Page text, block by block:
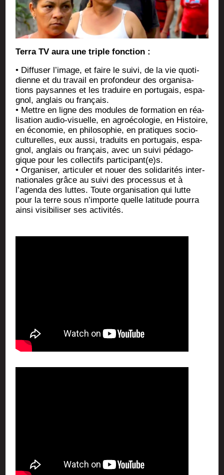
Ter­ra TV aura une triple fonction :
• Dif­fu­ser l’image, et faire le sui­vi, de la vie quo­ti­
dienne et du tra­vail en pro­fon­deur des orga­ni­sa­
tions pay­sannes et les tra­duire en por­tu­gais, espa­
gnol, anglais ou français.
• Mettre en ligne des modules de for­ma­tion en réa­
li­sa­tion audio-visuelle, en agroé­co­lo­gie, en His­toire,
en éco­no­mie, en phi­lo­so­phie, en pra­tiques socio­
cul­tu­relles, eux aus­si, tra­duits en por­tu­gais, espa­
gnol, anglais ou fran­çais, avec un sui­vi péda­go­
gique pour les col­lec­tifs participant(e)s.
• Orga­ni­ser, arti­cu­ler et nouer des soli­da­ri­tés inter­
na­tio­nales grâce au sui­vi des pro­ces­sus et à
l’agenda des luttes. Toute orga­ni­sa­tion qui lutte
pour la terre sous n’importe quelle lati­tude pour­ra
ain­si visi­bi­li­ser ses activités.